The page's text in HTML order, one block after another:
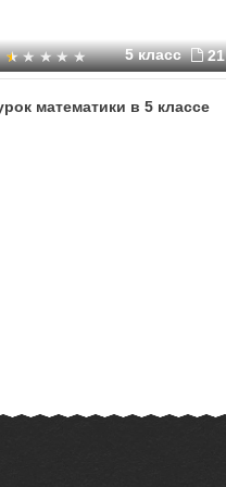
5 класс 21
математики в 5 классе